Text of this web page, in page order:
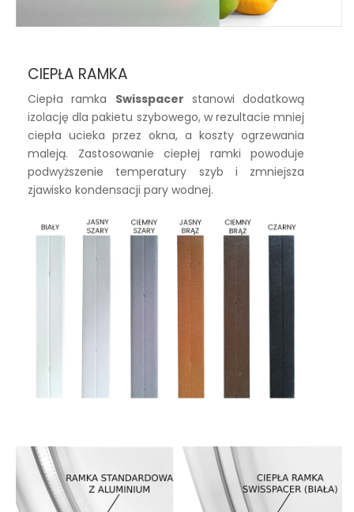
CIEPŁA RAMKA
Ciepła ramka Swisspacer stanowi dodatkową
izolację dla pakietu szybowego, w rezultacie mniej
ciepła ucieka przez okna, a koszty ogrzewania
maleją. Zastosowanie ciepłej ramki powoduje
podwyższenie temperatury szyb i zmniejsza
zjawisko kondensacji pary wodnej.